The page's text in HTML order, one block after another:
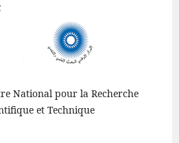
National pour la Recherche
et Technique